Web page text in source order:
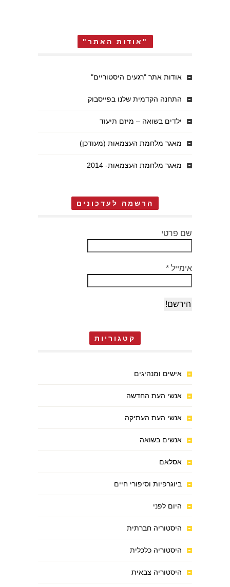
"אודות האתר"
אודות אתר "רגעים היסטוריים"
התחנה הקדמית שלנו בפייסבוק
ילדים בשואה – מיזם תיעוד
מאגר מלחמת העצמאות (מעודכן)
מאגר מלחמת העצמאות- 2014
הרשמה לעדכונים
שם פרטי
אימייל *
קטגוריות
אישים ומנהיגים
אנשי העת החדשה
אנשי העת העתיקה
אנשים בשואה
אסלאם
ביוגרפיות וסיפורי חיים
היום לפני
היסטוריה חברתית
היסטוריה כלכלית
היסטוריה צבאית